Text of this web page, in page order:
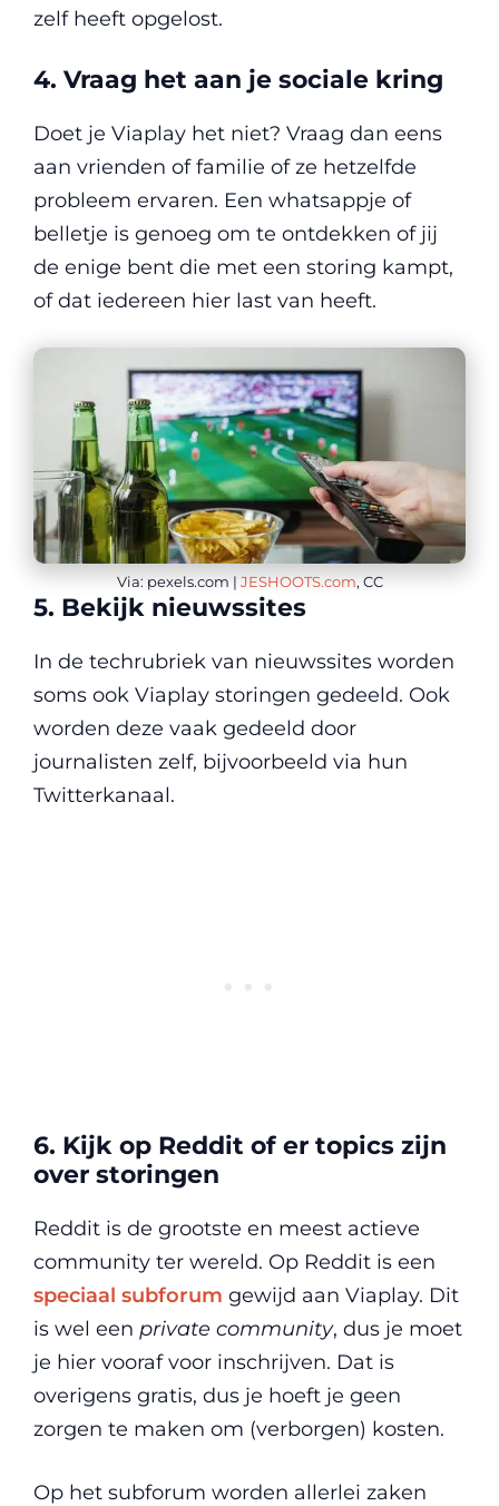
zelf heeft opgelost.
4. Vraag het aan je sociale kring
Doet je Viaplay het niet? Vraag dan eens
aan vrienden of familie of ze hetzelfde
probleem ervaren. Een whatsappje of
belletje is genoeg om te ontdekken of jij
de enige bent die met een storing kampt,
of dat iedereen hier last van heeft.
Via: pexels.com | JESHOOTS.com, CC
5. Bekijk nieuwssites
In de techrubriek van nieuwssites worden
soms ook Viaplay storingen gedeeld. Ook
worden deze vaak gedeeld door
journalisten zelf, bijvoorbeeld via hun
Twitterkanaal.
6. Kijk op Reddit of er topics zijn
over storingen
Reddit is de grootste en meest actieve
community ter wereld. Op Reddit is een
speciaal subforum gewijd aan Viaplay. Dit
is wel een private community, dus je moet
je hier vooraf voor inschrijven. Dat is
overigens gratis, dus je hoeft je geen
zorgen te maken om (verborgen) kosten.
Op het subforum worden allerlei zaken